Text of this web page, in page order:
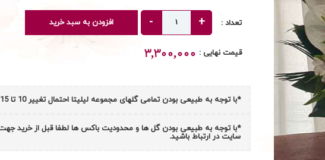
تعداد : افزودن به سبد خرید
قیمت نهایی : 3,300,000
*با توجه به طبیعی بودن تمامی گلهای مجموعه لیلیتا احتمال تغییر 10 تا 15 درصد در دیزاین گلها وجود دارد .
*با توجه به طبیعی بودن گل ها و محدودیت باکس ها لطفا قبل از خرید
سایت در ارتباط باشید.